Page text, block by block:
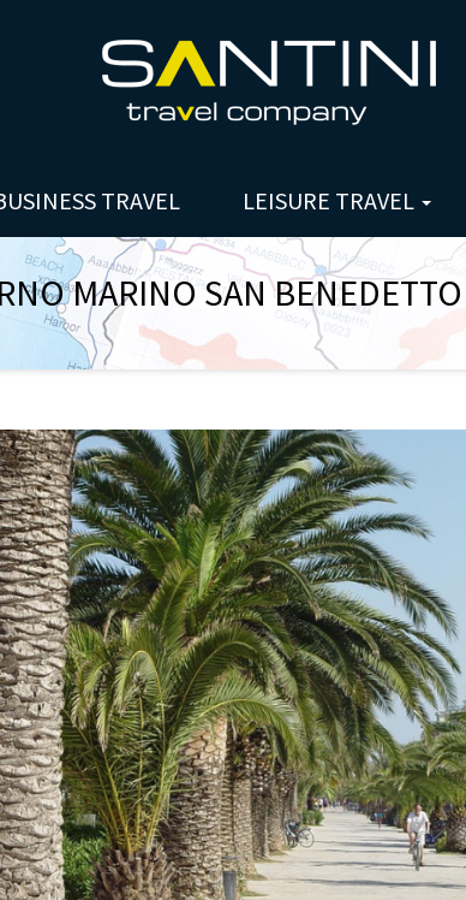
TRAVEL LEISURE TRAVEL
MARINO SAN